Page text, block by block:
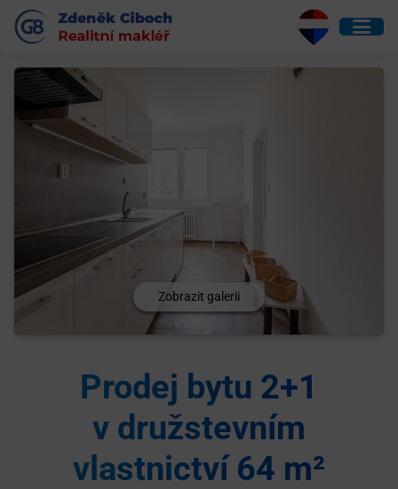
Zobrazit galerii
Prodej bytu 2+1
v družstevním
vlastnictví 64 m²